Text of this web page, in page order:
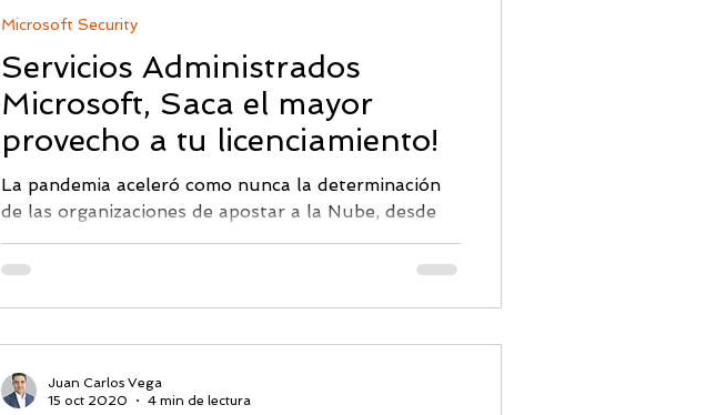
Servicios Administrados
Microsoft, Saca el mayor
provecho a tu licenciamiento!
La pandemia aceleró como nunca la determinación
de las organizaciones de apostar a la Nube, desde
hace un año del inicio del...
Microsoft Security
Juan Carlos Vega
15 oct 2020
4 min de lectura